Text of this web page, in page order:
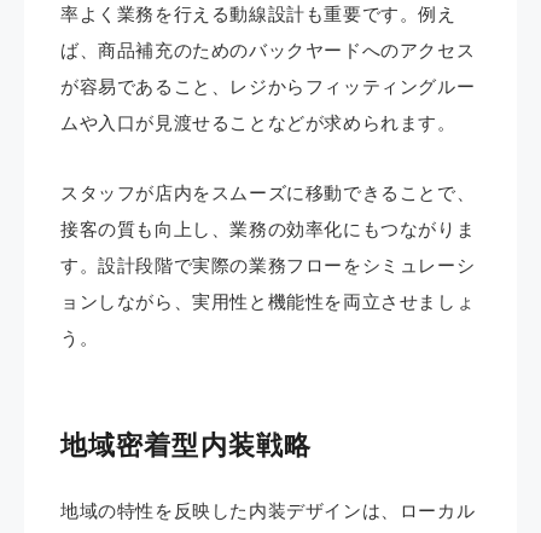
率よく業務を行える動線設計も重要です。例え
ば、商品補充のためのバックヤードへのアクセス
が容易であること、レジからフィッティングルー
ムや入口が見渡せることなどが求められます。
スタッフが店内をスムーズに移動できることで、
接客の質も向上し、業務の効率化にもつながりま
す。設計段階で実際の業務フローをシミュレーシ
ョンしながら、実用性と機能性を両立させましょ
う。
地域密着型内装戦略
地域の特性を反映した内装デザインは、ローカル